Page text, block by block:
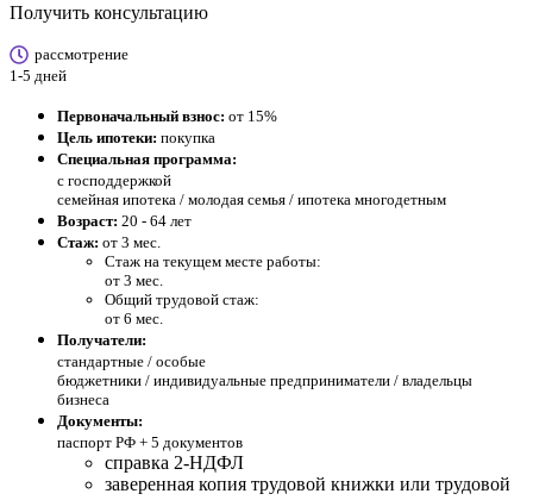
Получить консультацию
рассмотрение
1-5 дней
Первоначальный взнос: от 15%
Цель ипотеки: покупка
Специальная программа:
с господдержкой
семейная ипотека / молодая семья / ипотека многодетным
Возраст: 20 - 64 лет
Стаж: от 3 мес.
Стаж на текущем месте работы:
от 3 мес.
Общий трудовой стаж:
от 6 мес.
Получатели:
стандартные / особые
бюджетники / индивидуальные предприниматели / владельцы
бизнеса
Документы:
паспорт РФ + 5 документов
справка 2-НДФЛ
заверенная копия трудовой книжки или трудовой